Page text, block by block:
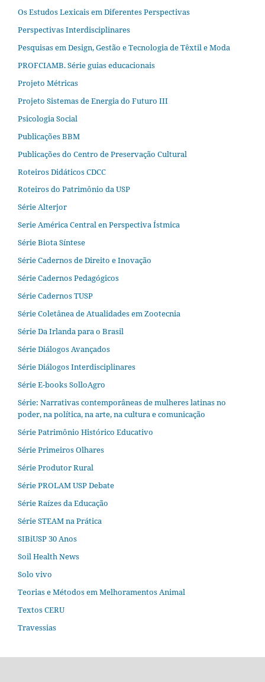
Os Estudos Lexicais em Diferentes Perspectivas
Perspectivas Interdisciplinares
Pesquisas em Design, Gestão e Tecnologia de Têxtil e Moda
PROFCIAMB. Série guias educacionais
Projeto Métricas
Projeto Sistemas de Energia do Futuro III
Psicologia Social
Publicações BBM
Publicações do Centro de Preservação Cultural
Roteiros Didáticos CDCC
Roteiros do Patrimônio da USP
Série Alterjor
Serie América Central en Perspectiva Ístmica
Série Biota Síntese
Série Cadernos de Direito e Inovação
Série Cadernos Pedagógicos
Série Cadernos TUSP
Série Coletânea de Atualidades em Zootecnia
Série Da Irlanda para o Brasil
Série Diálogos Avançados
Série Diálogos Interdisciplinares
Série E-books SolloAgro
Série: Narrativas contemporâneas de mulheres latinas no
poder, na política, na arte, na cultura e comunicação
Série Patrimônio Histórico Educativo
Série Primeiros Olhares
Série Produtor Rural
Série PROLAM USP Debate
Série Raízes da Educação
Série STEAM na Prática
SIBiUSP 30 Anos
Soil Health News
Solo vivo
Teorias e Métodos em Melhoramentos Animal
Textos CERU
Travessias